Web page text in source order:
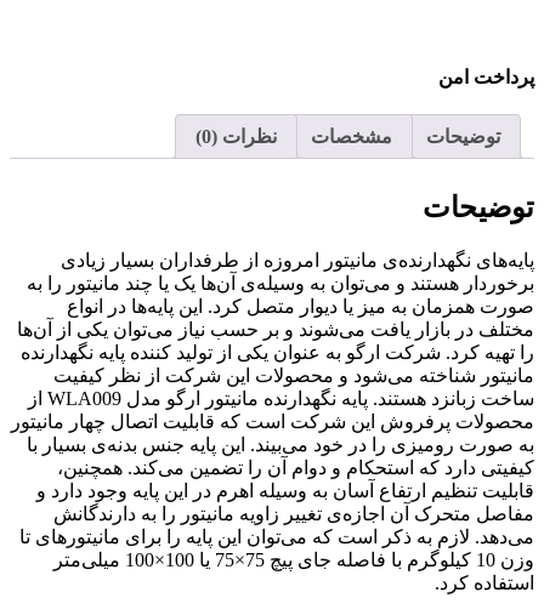
امن
مشخصات نظرات (0)
نگهدارنده‌ی مانیتور امروزه از طرفداران بسیار زیادی
هستند و می‌توان به وسیله‌ی آن‌ها یک یا چند مانیتور را به
به میز یا دیوار متصل کرد. این پایه‌ها در انواع
بازار یافت می‌شوند و بر حسب نیاز می‌توان یکی از آن‌ها
کرد. شرکت ارگو به عنوان یکی از تولید کننده پایه نگهدارنده
شناخته می‌شود و محصولات این شرکت از نظر کیفیت
ساخت زبانزد هستند. پایه نگهدارنده مانیتور ارگو مدل WLA009 از
پرفروش این شرکت است که قابلیت اتصال چهار مانیتور
رومیزی را در خود می‌بیند. این پایه جنس بدنه‌ی بسیار با
دارد که استحکام و دوام آن را تضمین می‌کند. همچنین،
تنظیم ارتفاع آسان به وسیله اهرم در این پایه وجود دارد و
آن اجازه‌ی تغییر زاویه مانیتور را به دارندگانش
به ذکر است که می‌توان این پایه را برای مانیتورهای تا
وزن 10 کیلوگرم با فاصله جای پیچ 75×75 یا 100×100 میلی‌متر
کرد.